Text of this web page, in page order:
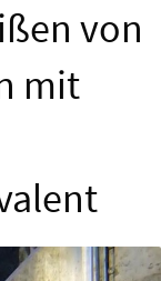
von
mit